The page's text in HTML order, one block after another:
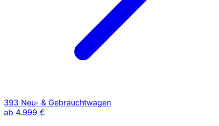
393 Neu- & Gebrauchtwagen
ab 4.999 €